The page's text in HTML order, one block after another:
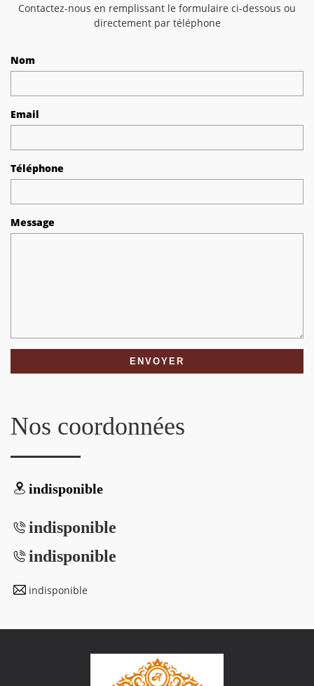
Contactez-nous en remplissant le formulaire ci-dessous ou
directement par téléphone
Nom
Email
Téléphone
Message
Nos coordonnées
indisponible
indisponible
indisponible
indisponible